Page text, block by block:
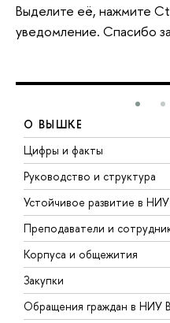
Выделите её, нажмите
уведомление. Спасибо
О ВЫШКЕ
Цифры и факты
Руководство и структура
Устойчивое развитие в
Преподаватели и
Корпуса и общежития
Закупки
Обращения граждан в НИУ